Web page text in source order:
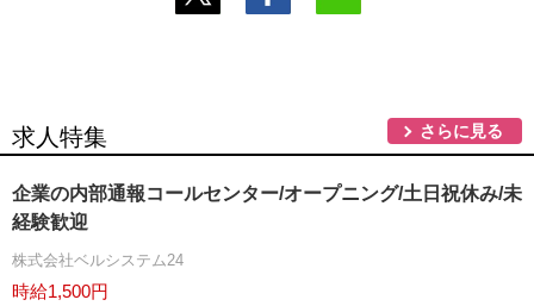
求人特集 さらに見る
企業の内部通報コールセンター/オープニング/土日祝休み/未
経験歓迎
株式会社ベルシステム24
時給1,500円